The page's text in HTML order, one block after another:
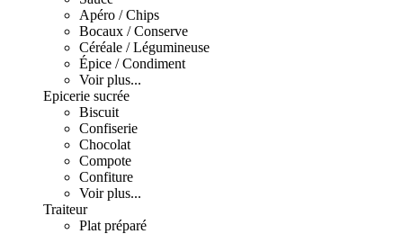
Apéro / Chips
Bocaux / Conserve
Céréale / Légumineuse
Épice / Condiment
Voir plus...
Epicerie sucrée
Biscuit
Confiserie
Chocolat
Compote
Confiture
Voir plus...
Traiteur
Plat préparé